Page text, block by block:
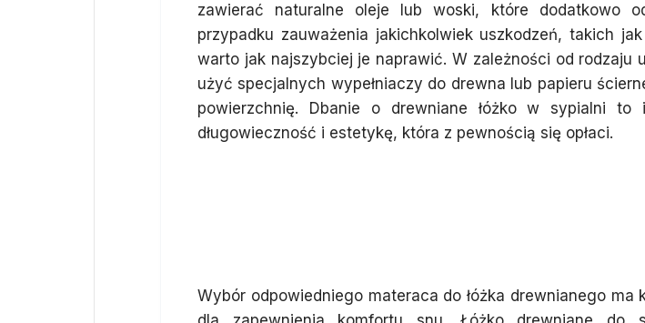
zawierać naturalne oleje lub woski, które dodatkowo
przypadku zauważenia jakichkolwiek uszkodzeń, takich
warto jak najszybciej je naprawić. W zależności od rodzaju
użyć specjalnych wypełniaczy do drewna lub papieru
powierzchnię. Dbanie o drewniane łóżko w sypialni
długowieczność i estetykę, która z pewnością się opłaci.
Wybór odpowiedniego materaca do łóżka drewnianego ma